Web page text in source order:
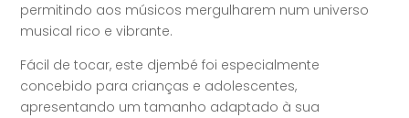
permitindo aos músicos mergulharem num universo
musical rico e vibrante.
Fácil de tocar, este djembé foi especialmente
concebido para crianças e adolescentes,
apresentando um tamanho adaptado à sua